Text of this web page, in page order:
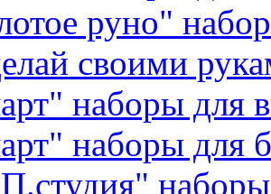
руно"
своими
наборы для
наборы для